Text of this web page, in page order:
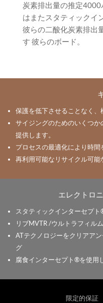
炭素排出量の推定
はまたスタティックイ
彼らの二酸化炭素排出
す 彼らのボード。
保護を低下させることなく、
サイジングのためのいくつ
提供します。
プロセスの最適化により時間
再利用可能なリサイクル可能
エレクトロ
スタティックインターセプ
リブMVTR /ウルトラフィル
ATテクノロジーをクリアア
グ
腐食インターセプト®を使用
限定的保証